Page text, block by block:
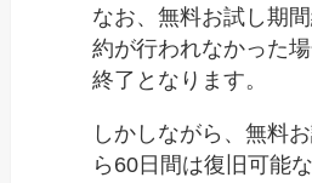
なお、無料お試し期
約が行われなかった
終了となります。
しかしながら、無料
ら60日間は復旧可能